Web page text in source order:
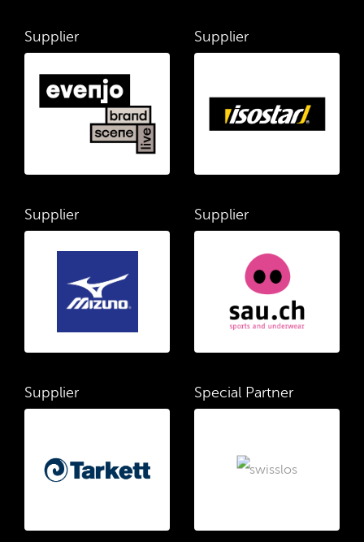
Supplier Supplier
Supplier Supplier
Supplier Special Partner